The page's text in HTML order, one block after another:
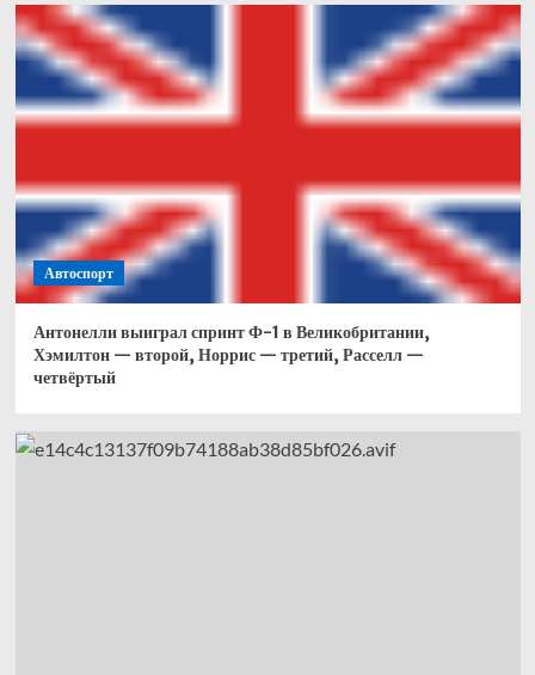
Автоспорт
Антонелли выиграл спринт Ф-1 в Великобритании,
Хэмилтон — второй, Норрис — третий, Расселл —
четвёртый